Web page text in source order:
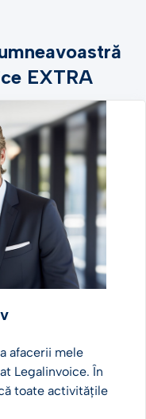
EXTRA
afacerii mele
Legalinvoice. În
toate activitățile